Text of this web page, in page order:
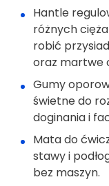
Hantle
różnych
robić
oraz martwe
Gumy
świetne do
doginania i
Mata do
stawy i
bez maszyn.